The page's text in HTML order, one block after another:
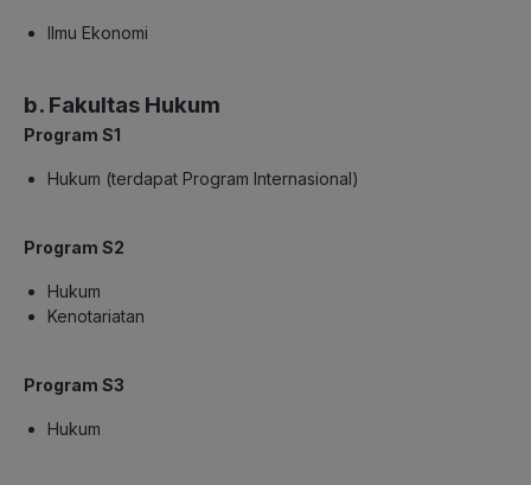
Ilmu Ekonomi
b. Fakultas Hukum
Program S1
Hukum (terdapat Program Internasional)
Program S2
Hukum
Kenotariatan
Program S3
Hukum